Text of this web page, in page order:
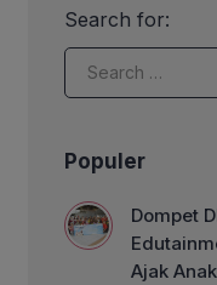
Search for:
Populer
Dompet
Ajak